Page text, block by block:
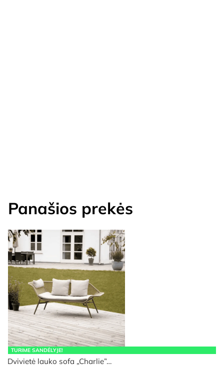
Panašios prekės
TURIME SANDĖLYJE!
Dvivietė lauko sofa „Charlie”…